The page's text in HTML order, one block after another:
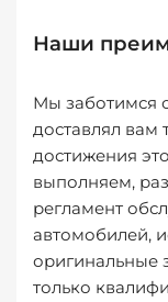
Наши
Мы заботимся
доставлял вам
достижения
выполняем,
регламент
автомобилей,
оригинальные
только